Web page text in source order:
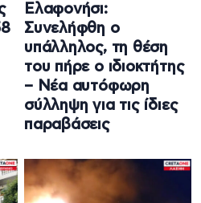
Ελαφονήσι:
Συνελήφθη ο
υπάλληλος, τη θέση
του πήρε ο ιδιοκτήτης
– Νέα αυτόφωρη
σύλληψη για τις ίδιες
παραβάσεις